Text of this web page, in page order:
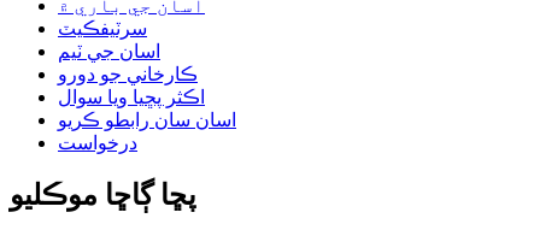
اسان جي باري ۾
سرٽيفڪيٽ
اسان جي ٽيم
ڪارخاني جو دورو
اڪثر پڇيا ويا سوال
اسان سان رابطو ڪريو
درخواست
پڇا ڳاڇا موڪليو